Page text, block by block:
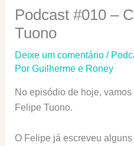
Podcast #010 –
Tuono
Deixe um comentário /
Por Guilherme e Roney
No episódio de hoje,
Felipe Tuono.
O Felipe já escreveu